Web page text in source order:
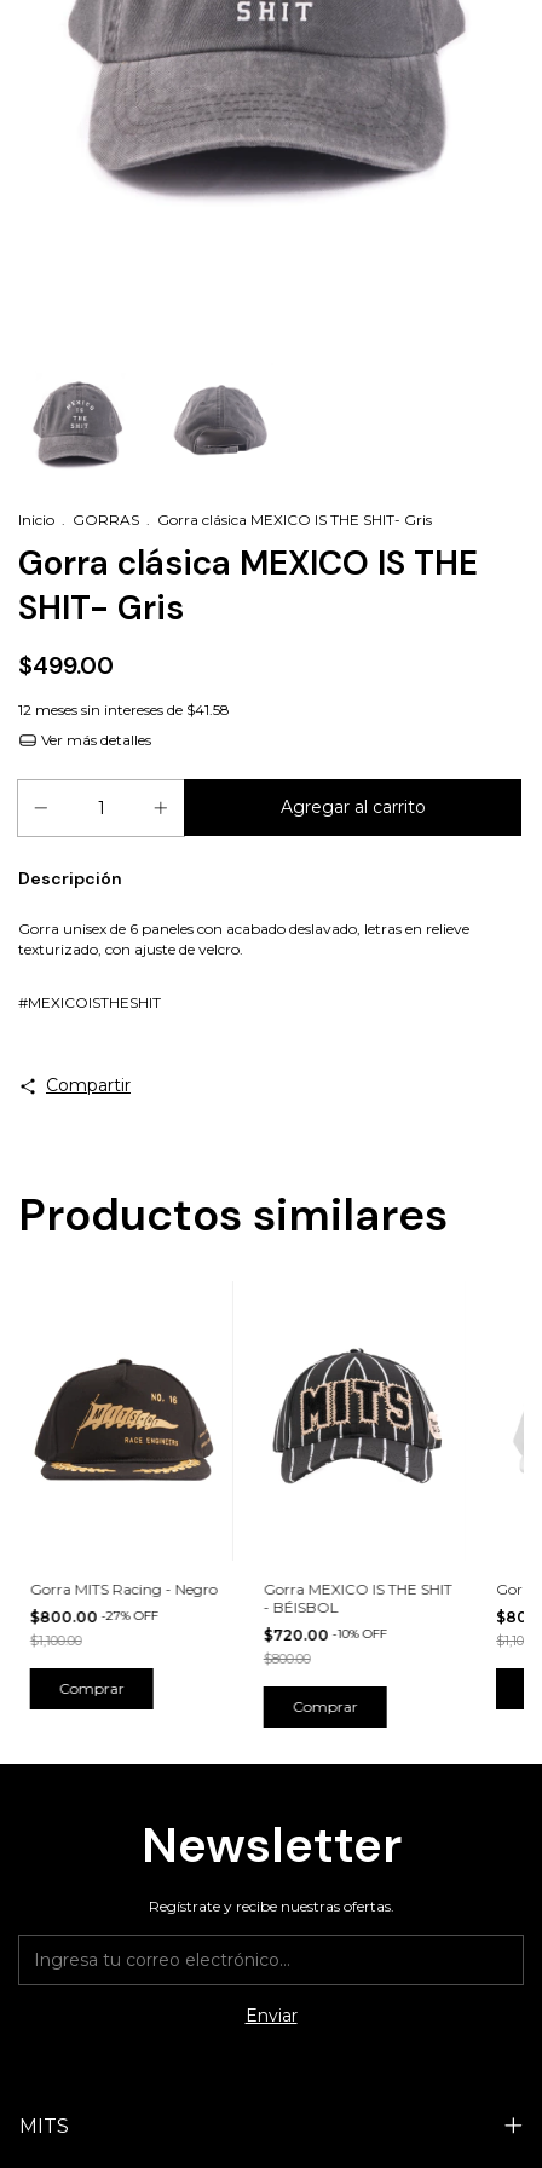
Inicio . GORRAS . Gorra clásica MEXICO IS THE SHIT- Gris
Gorra clásica MEXICO IS THE
SHIT- Gris
$499.00
12 meses sin intereses de $41.58
Ver más detalles
Descripción
Gorra unisex de 6 paneles con acabado deslavado, letras en relieve
texturizado, con ajuste de velcro.
#MEXICOISTHESHIT
Compartir
Productos similares
Gorra MITS Racing - Negro
$800.00 -27%OFF
$1,100.00
Gorra MEXICO IS THE SHIT
- BÉISBOL
$720.00 -10%OFF
$800.00
Comprar
Gorra
Newsletter
Regístrate y recibe nuestras ofertas.
MITS